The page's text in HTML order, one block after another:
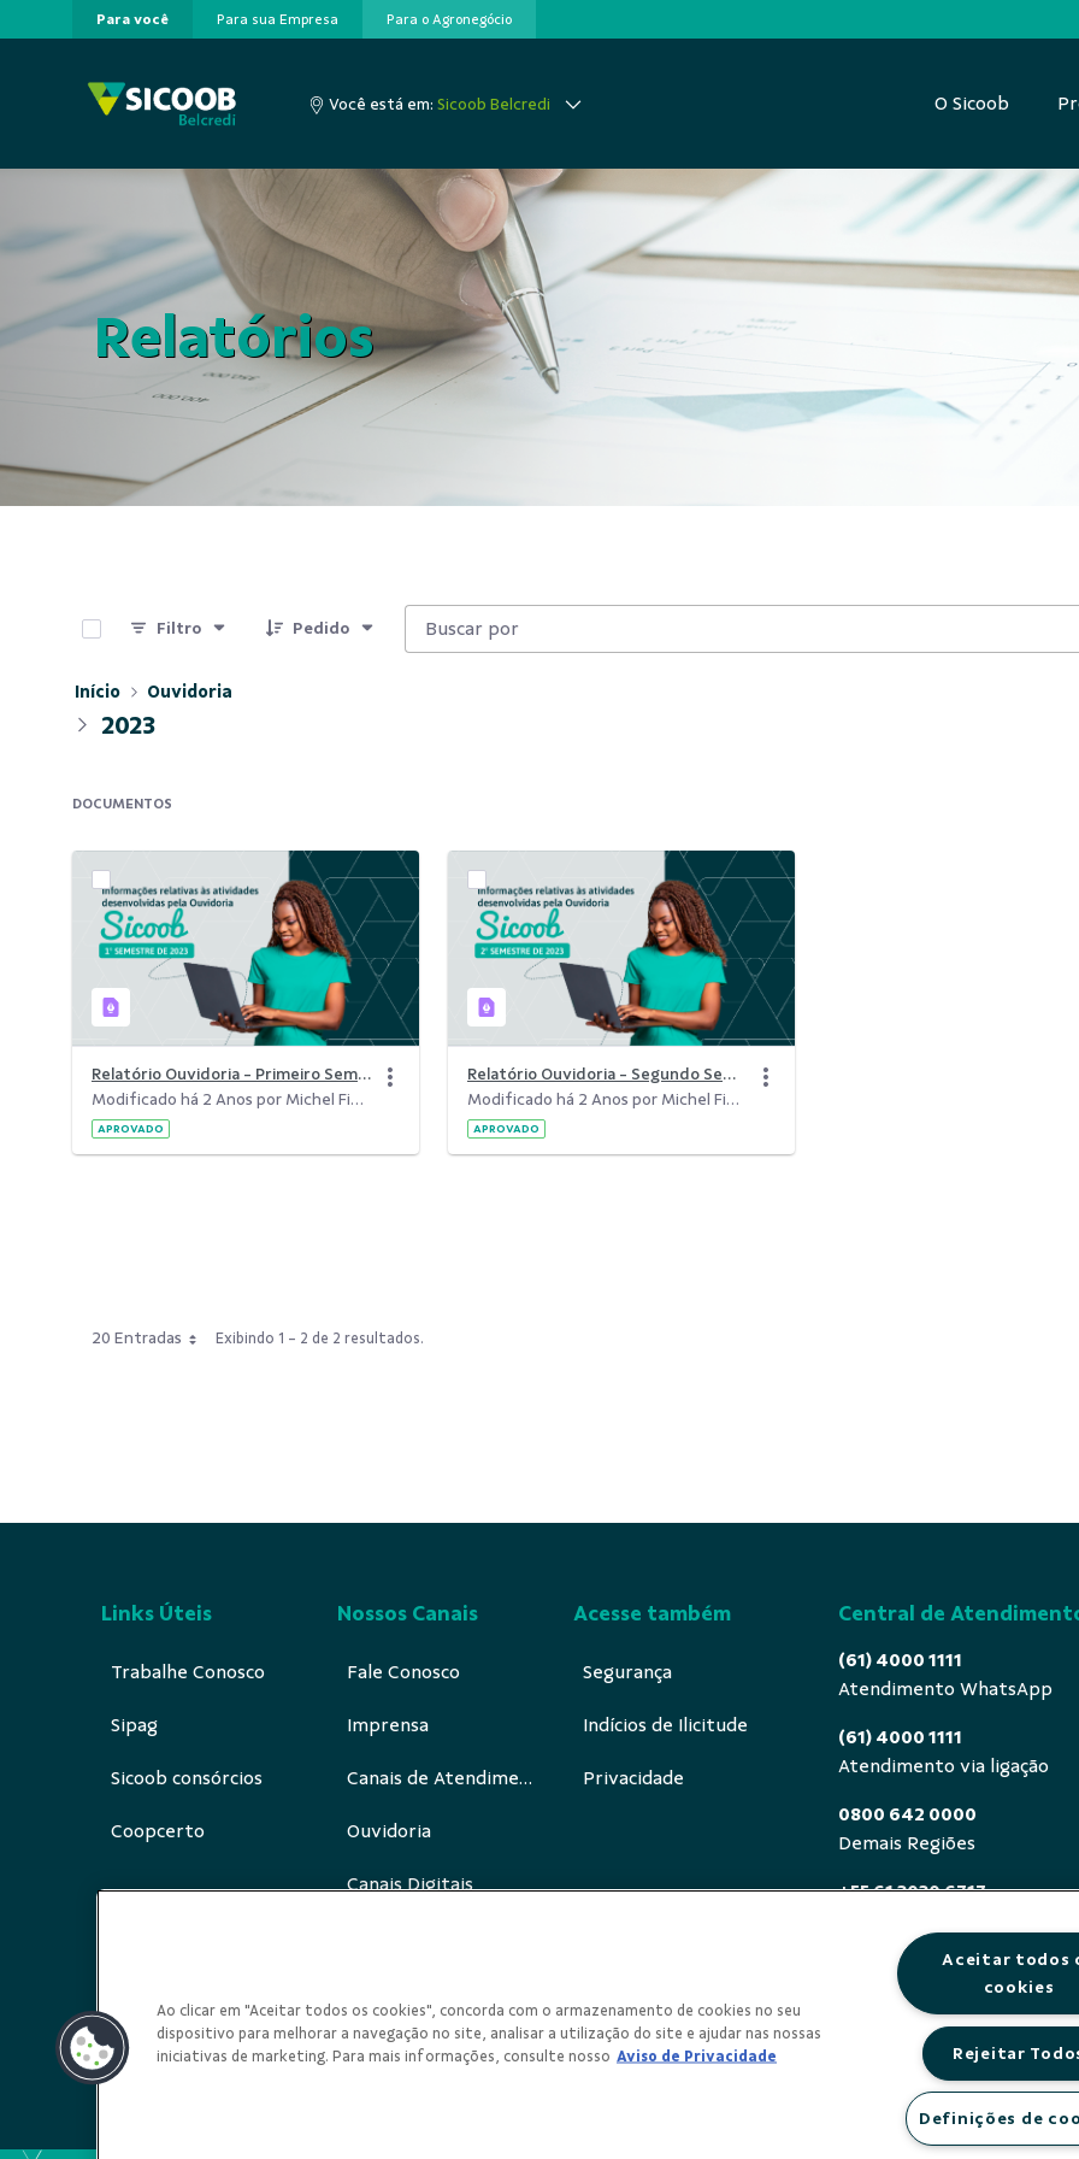
Pular para o Conteúdo principal
Para você Para sua Empresa Para o Agronegócio
Você está em: Sicoob Belcredi O Sicoob
Relatórios
Filtro Pedido
Início Ouvidoria
2023
DOCUMENTOS
Relatório Ouvidoria - Primeiro Semestre 2023
Modificado há 2 Anos por Michel Figueiredo Rezende.
APROVADO
Relatório Ouvidoria - Segundo Semestre 2023
Modificado há 2 Anos por Michel Figueiredo Rezende.
APROVADO
20 Entradas Exibindo 1 - 2 de 2 resultados.
Links Úteis
Trabalhe Conosco
Sipag
Sicoob consórcios
Coopcerto
Nossos Canais
Fale Conosco
Imprensa
Canais de Atendimento
Ouvidoria
Canais Digitais
Acesse também
Segurança
Indícios de Ilicitude
Privacidade
Redes Sociais
Central de
(61) 4000 1111
Atendimento WhatsApp
(61) 4000 1111
Atendimento via ligação
0800 642 0000
Demais Regiões
+55 61 3030 6717
0800 940 0458
Deficientes auditivos ou de
segunda a sexta, das 8h às
Ao clicar em "Aceitar todos os cookies", concorda com o armazenamento de cookies no seu
dispositivo para melhorar a navegação no site, analisar a utilização do site e ajudar nas nossas
iniciativas de marketing. Para mais informações, consulte nosso Aviso de Privacidade
Aceitar todos
cookies
Rejeitar
Definições de